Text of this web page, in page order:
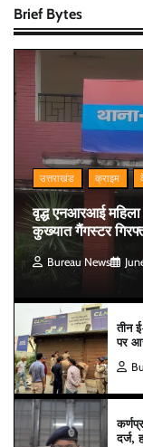
Brief Bytes
उत्तराखंड क्राइम
वृद्ध एनआरआई
कुख्यात गैंगस्टर
Bureau News
तीन
पर
दर्ज,